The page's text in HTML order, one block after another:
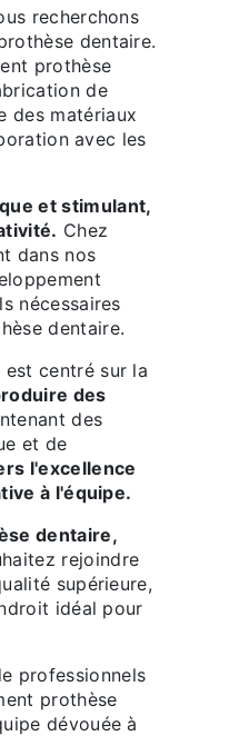
recherchons
dentaire.
prothèse
de
des matériaux
avec les
et stimulant,
Chez
dans nos
nécessaires
dentaire.
centré sur la
des
des
et de
l'excellence
à l'équipe.
dentaire,
rejoindre
supérieure,
idéal pour
professionnels
prothèse
dévouée à